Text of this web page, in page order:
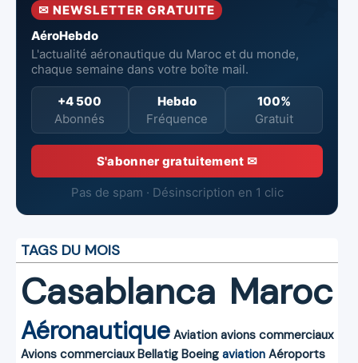
aériennes.
✉ NEWSLETTER GRATUITE
AéroHebdo
L'actualité aéronautique du Maroc et du monde,
chaque semaine dans votre boîte mail.
+4 500
Abonnés
Hebdo
Fréquence
100%
Gratuit
S'abonner gratuitement ✉
Pas de spam · Désinscription en 1 clic
TAGS DU MOIS
Casablanca Maroc
Aéronautique Aviation avions commerciaux
Avions commerciaux Bellatig Boeing aviation Aéroports